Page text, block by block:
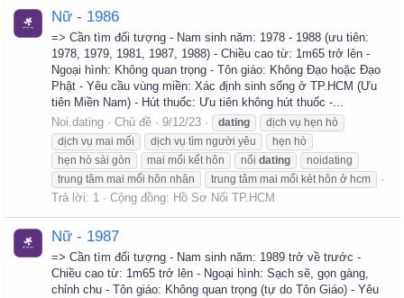
Nữ - 1986
=> Cần tìm đối tượng - Nam sinh năm: 1978 - 1988 (ưu tiên:
1978, 1979, 1981, 1987, 1988) - Chiều cao từ: 1m65 trở lên -
Ngoại hình: Không quan trọng - Tôn giáo: Không Đạo hoặc Đạo
Phật - Yêu cầu vùng miền: Xác định sinh sống ở TP.HCM (Ưu
tiên Miền Nam) - Hút thuốc: Ưu tiên không hút thuốc -...
Noi.dating
Chủ đề 9/12/23 dating
dịch vụ hẹn hò
dịch vụ mai mối
dịch vụ tìm người yêu
hẹn hò
hẹn hò sài gòn
mai mối kết hôn nối dating
noidating
trung tâm mai mối hôn nhân
trung tâm mai mối két hôn ở hcm
Trả lời: 1 Cộng đồng: Hồ Sơ Nối TP.HCM
Nữ - 1987
=> Cần tìm đối tượng - Nam sinh năm: 1989 trở về trước -
Chiều cao từ: 1m65 trở lên - Ngoại hình: Sạch sẽ, gọn gàng,
chỉnh chu - Tôn giáo: Không quan trọng (tự do Tôn Giáo) - Yêu